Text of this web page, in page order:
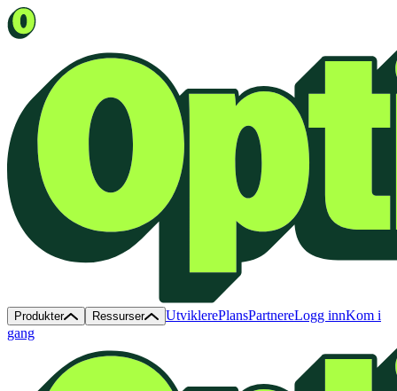
Produkter Ressurser UtviklerePlansPartnereLogg innKom i
gang